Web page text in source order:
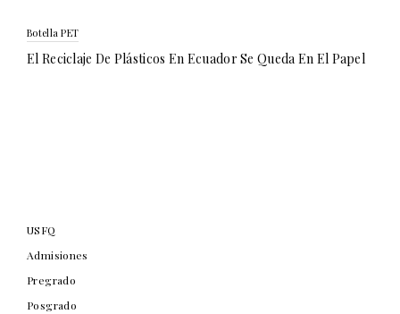
Botella PET
El Reciclaje De Plásticos En Ecuador Se Queda En El Papel
USFQ
Admisiones
Pregrado
Posgrado